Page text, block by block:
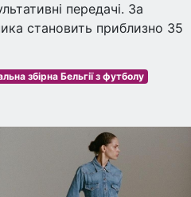
передачі. За
становить приблизно 35
збірна Бельгії з футболу